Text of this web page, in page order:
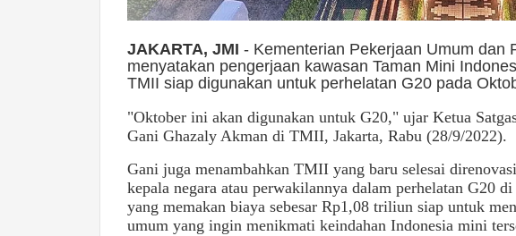
JAKARTA, JMI - Kementerian Pekerjaan Umum dan
menyatakan pengerjaan kawasan Taman Mini
TMII siap digunakan untuk perhelatan G20 pada
"Oktober ini akan digunakan untuk G20," ujar Ketua
Gani Ghazaly Akman di TMII, Jakarta, Rabu (28/9/2022).
Gani juga menambahkan TMII yang baru selesai
kepala negara atau perwakilannya dalam perhelatan G20
yang memakan biaya sebesar Rp1,08 triliun siap untuk
umum yang ingin menikmati keindahan Indonesia mini